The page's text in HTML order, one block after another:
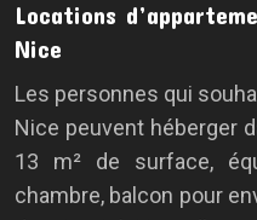
Locations
Nice
Les personnes qui
Nice peuvent héberger
13 m² de surface,
chambre, balcon pour